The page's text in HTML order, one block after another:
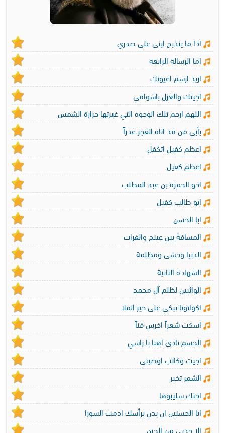
اذا ما ينذبح ابني على صدري
اما الرسالة الرابعة
اريد ارسم اعيونك
اجيتك والغزل باشواقي
اللهم ارحم تلك الوجوه التي غيرتها حرارة الشمس
بأبي من قد اتاه الفجر غدراً
اعظم كفيل اتكفل
اعظم كفيل
اخو الحمزة بن عبد المطلب
ابو طالب كفيل
ابا الحسن
المسافة بين عينج والفرات
الدنيا وحشى ومظلمة
الشهادة الثانية
الواثبين لظلم آل محمد
اكوانونا تبكي على خير الملا
اسكت شعراً اخرس فناً
الجسم نادي اهنا يا راسي
اجيت وكاتب اوصيتي
الشمر تخبر
اختك سليبوها
ابا الحسنين ان يدن برأسك ادمت السورا
الا خذني من الحزن